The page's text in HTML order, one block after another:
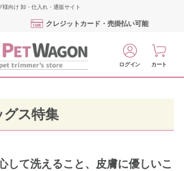
向け 卸・仕入れ・通販サイト
クレジットカード・売掛払い可能
ログイン カート
グス特集
して洗えること、皮膚に優しいこ